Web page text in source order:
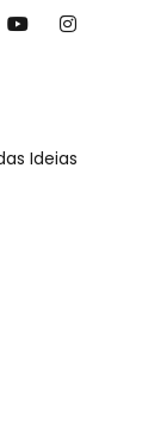
Ideias